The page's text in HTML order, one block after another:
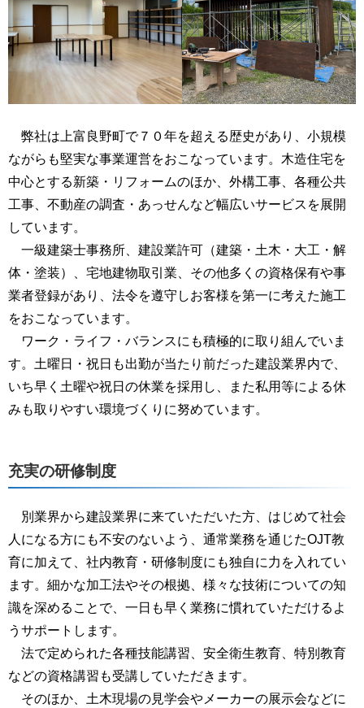
弊社は上富良野町で７０年を超える歴史があり、小規模
ながらも堅実な事業運営をおこなっています。木造住宅を
中心とする新築・リフォームのほか、外構工事、各種公共
工事、不動産の調査・あっせんなど幅広いサービスを展開
しています。
一級建築士事務所、建設業許可（建築・土木・大工・解
体・塗装）、宅地建物取引業、その他多くの資格保有や事
業者登録があり、法令を遵守しお客様を第一に考えた施工
をおこなっています。
ワーク・ライフ・バランスにも積極的に取り組んでいま
す。土曜日・祝日も出勤が当たり前だった建設業界内で、
いち早く土曜や祝日の休業を採用し、また私用等による休
みも取りやすい環境づくりに努めています。
充実の研修制度
別業界から建設業界に来ていただいた方、はじめて社会
人になる方にも不安のないよう、通常業務を通じたOJT教
育に加えて、社内教育・研修制度にも独自に力を入れてい
ます。細かな加工法やその根拠、様々な技術についての知
識を深めることで、一日も早く業務に慣れていただけるよ
うサポートします。
法で定められた各種技能講習、安全衛生教育、特別教育
などの資格講習も受講していただきます。
そのほか、土木現場の見学会やメーカーの展示会などに